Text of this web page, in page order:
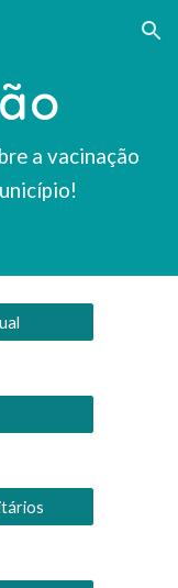
Skip to navigation
a vacinação